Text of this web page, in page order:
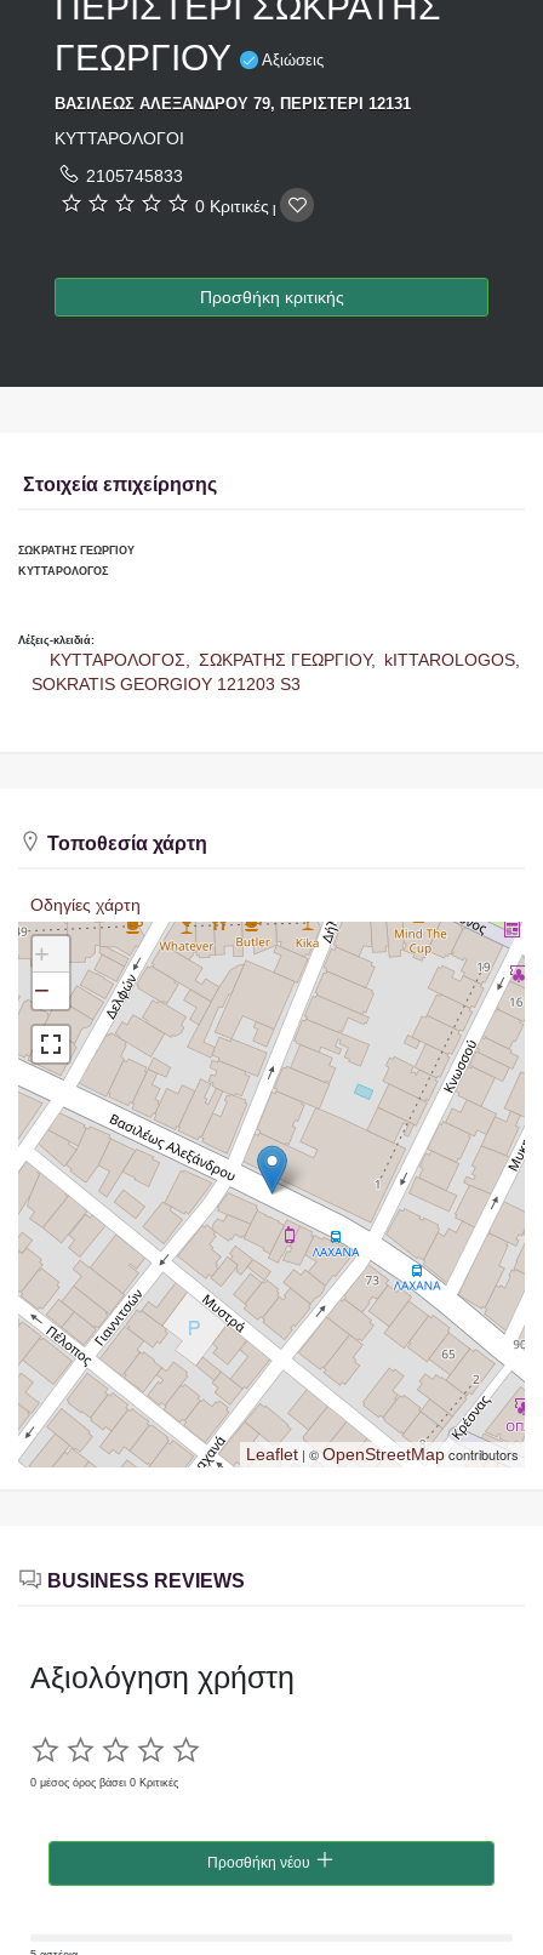
ΓΕΩΡΓΙΟΥ
Αξιώσεις
ΒΑΣΙΛΕΩΣ ΑΛΕΞΑΝΔΡΟΥ 79, ΠΕΡΙΣΤΕΡΙ 12131
ΚΥΤΤΑΡΟΛΟΓΟΙ
2105745833
0 Κριτικές |
Προσθήκη κριτικής
Στοιχεία επιχείρησης
ΣΩΚΡΑΤΗΣ ΓΕΩΡΓΙΟΥ
ΚΥΤΤΑΡΟΛΟΓΟΣ
Λέξεις-κλειδιά:
ΚΥΤΤΑΡΟΛΟΓΟΣ, ΣΩΚΡΑΤΗΣ ΓΕΩΡΓΙΟΥ,
kITTAROLOGOS,
SOKRATIS GEORGIOY 121203 S3
Τοποθεσία χάρτη
Οδηγίες χάρτη
+
−
Leaflet | ©OpenStreetMapcontributors
BUSINESS REVIEWS
Αξιολόγηση χρήστη
0 μέσος όρος βάσει 0 Κριτικές
Προσθήκη νέου